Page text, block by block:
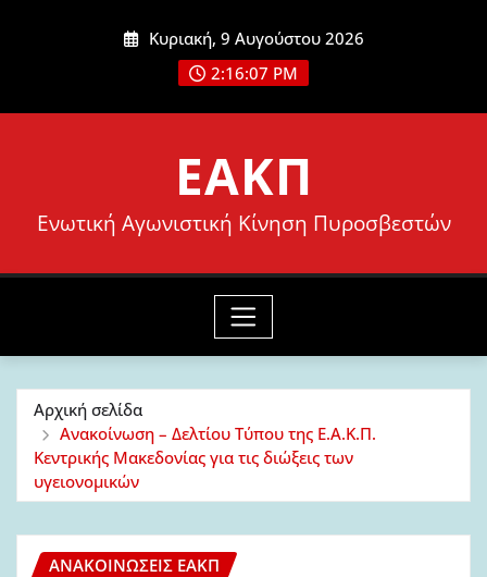
Κυριακή, 9 Αυγούστου 2026
2:16:08 PM
ΕΑΚΠ
Ενωτική Αγωνιστική Κίνηση Πυροσβεστών
Αρχική σελίδα
Ανακοίνωση – Δελτίου Τύπου της Ε.Α.Κ.Π.
Κεντρικής Μακεδονίας για τις διώξεις των
υγειονομικών
ΑΝΑΚΟΙΝΏΣΕΙΣ ΕΑΚΠ